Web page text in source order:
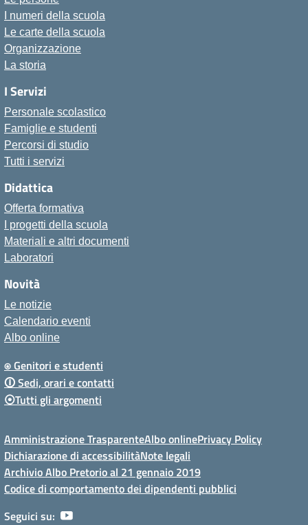
I numeri della scuola
Le carte della scuola
Organizzazione
La storia
I Servizi
Personale scolastico
Famiglie e studenti
Percorsi di studio
Tutti i servizi
Didattica
Offerta formativa
I progetti della scuola
Materiali e altri documenti
Laboratori
Novità
Le notizie
Calendario eventi
Albo online
⍟ Genitori e studenti
🛈 Sedi, orari e contatti
⦿Tutti gli argomenti
Amministrazione TrasparenteAlbo onlinePrivacy Policy
Dichiarazione di accessibilitàNote legali
Archivio Albo Pretorio al 21 gennaio 2019
Codice di comportamento dei dipendenti pubblici
Seguici su: